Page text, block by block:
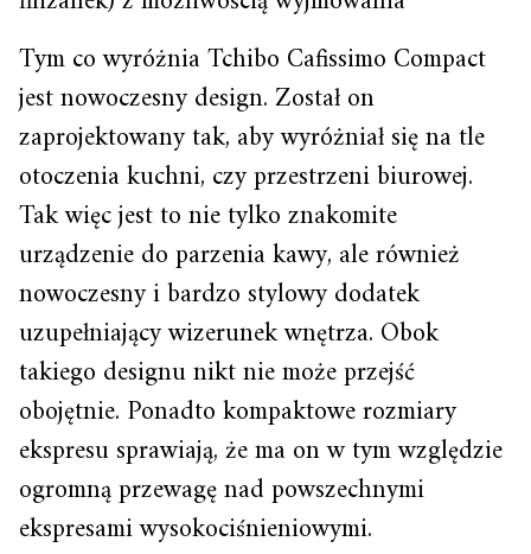
Tym co wyróżnia Tchibo Cafissimo Compact
jest nowoczesny design. Został on
zaprojektowany tak, aby wyróżniał się na tle
otoczenia kuchni, czy przestrzeni biurowej.
Tak więc jest to nie tylko znakomite
urządzenie do parzenia kawy, ale również
nowoczesny i bardzo stylowy dodatek
uzupełniający wizerunek wnętrza. Obok
takiego designu nikt nie może przejść
obojętnie. Ponadto kompaktowe rozmiary
ekspresu sprawiają, że ma on w tym względzie
ogromną przewagę nad powszechnymi
ekspresami wysokociśnieniowymi.